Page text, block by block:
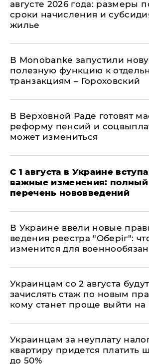
августе 2026 года: размеры
сроки начисления и
жилье
В Мonobankе запустили
полезную функцию к
транзакциям – Гороховский
В Верховной Раде готовят
реформу пенсий и
может измениться
С 1 августа в Украине
важные изменения: полный
перечень нововведений
В Украине ввели новые
ведения реестра "Оберіг":
изменится для
Украинцам со 2 августа будут
зачислять стаж по новым
кому станет проще выйти
Украинцам за неуплату
квартиру придется платить
до 50%